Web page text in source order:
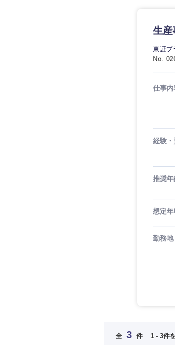
九
生産
東証プ
No.
仕事内
経験・
推奨年
想定年
勤務地
全 3 件 1 - 3件